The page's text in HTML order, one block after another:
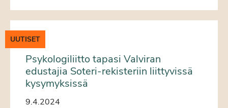
UUTISET
Psykologiliitto tapasi Valviran
edustajia Soteri-rekisteriin liittyvissä
kysymyksissä
9.4.2024